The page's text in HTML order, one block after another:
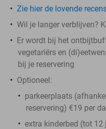
Zie hier de lovende
Wil je langer verblijven?
Er wordt bij het
vegetariërs en
bij je reservering
Optioneel:
parkeerplaats
reservering) €19 per
extra kinderbed (tot